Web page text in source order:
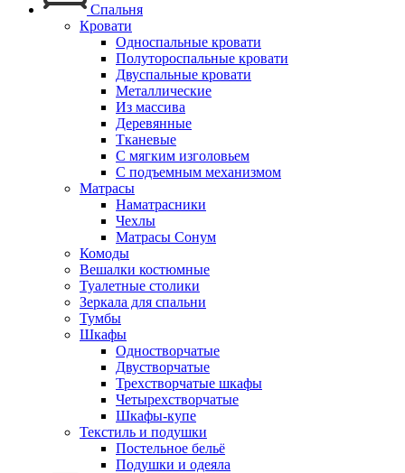
Спальня
Кровати
Односпальные кровати
Полутороспальные кровати
Двуспальные кровати
Металлические
Из массива
Деревянные
Тканевые
С мягким изголовьем
С подъемным механизмом
Матрасы
Наматрасники
Чехлы
Матрасы Сонум
Комоды
Вешалки костюмные
Туалетные столики
Зеркала для спальни
Тумбы
Шкафы
Одностворчатые
Двустворчатые
Трехстворчатые шкафы
Четырехстворчатые
Шкафы-купе
Текстиль и подушки
Постельное бельё
Подушки и одеяла